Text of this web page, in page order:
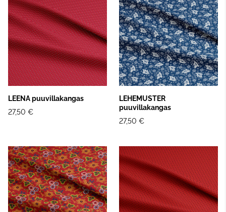
LEENA puuvillakangas
27,50 €
LEHEMUSTER
puuvillakangas
27,50 €